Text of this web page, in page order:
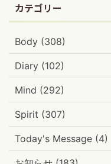
カテゴリー
Body (308)
Diary (102)
Mind (292)
Spirit (307)
Today's Message (4)